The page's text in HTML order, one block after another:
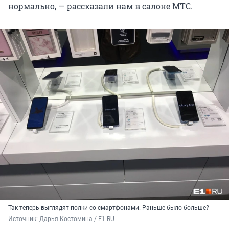
нормально, — рассказали нам в салоне МТС.
Так теперь выглядят полки со смартфонами. Раньше было больше?
Источник: Дарья Костомина / E1.RU